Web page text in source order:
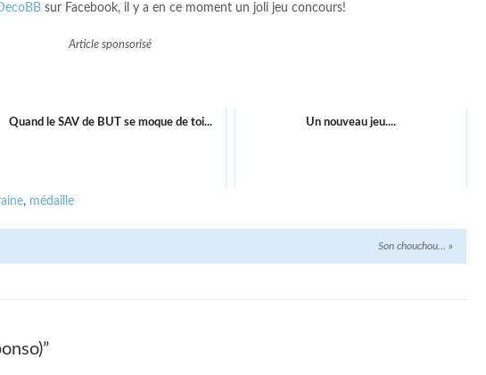
sur Facebook, il y a en ce moment un joli jeu concours!
Article sponsorisé
Quand le SAV de BUT se moque de toi... Un nouveau jeu....
, médaille
Son chouchou… »